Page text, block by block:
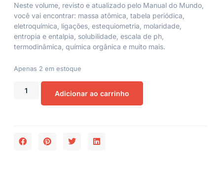
Neste volume, revisto e atualizado pelo Manual do Mundo,
você vai encontrar: massa atômica, tabela periódica,
eletroquímica, ligações, estequiometria, molaridade,
entropia e entalpia, solubilidade, escala de ph,
termodinâmica, química orgânica e muito mais.
Apenas 2 em estoque
Adicionar ao carrinho